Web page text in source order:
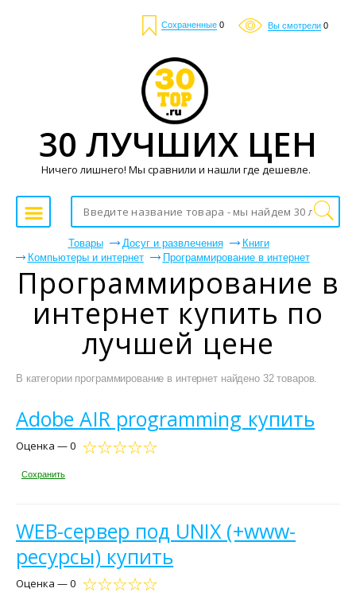
Сохраненные 0 Вы смотрели 0
Товары Досуг и развлечения
Книги
Компьютеры и интернет
Программирование в интернет
Программирование в
интернет купить по
лучшей цене
В категории программирование в интернет найдено 32 товаров.
Adobe AIR programming купить
Оценка — 0
Сохранить
WEB-сервер под UNIX (+www-
ресурсы) купить
Оценка — 0
30 ЛУЧШИХ ЦЕН
Ничего лишнего! Мы сравнили и нашли где дешевле.